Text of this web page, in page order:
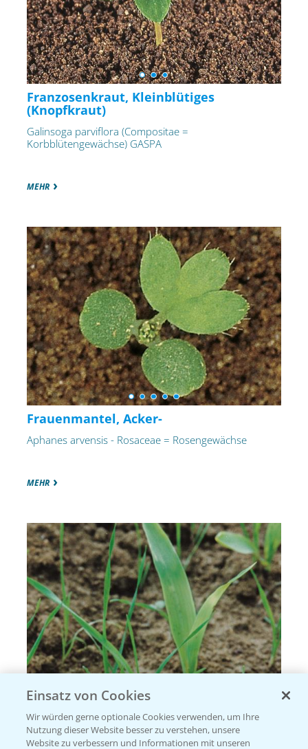
Franzosenkraut, Kleinblütiges
(Knopfkraut)
Galinsoga parviflora (Compositae =
Korbblütengewächse) GASPA
MEHR
Frauenmantel, Acker-
Aphanes arvensis - Rosaceae = Rosengewächse
MEHR
Fuchsschwanzgras, Acker-
Alopecurus myosuroides
Einsatz von Cookies
Wir würden gerne optionale Cookies verwenden, um Ihre
Nutzung dieser Website besser zu verstehen, unsere
Website zu verbessern und Informationen mit unseren